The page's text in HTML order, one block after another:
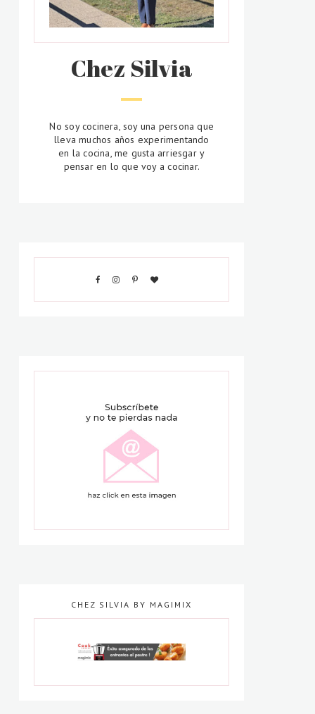
Chez Silvia
No soy cocinera, soy una persona que
lleva muchos años experimentando
en la cocina, me gusta arriesgar y
pensar en lo que voy a cocinar.
CHEZ SILVIA BY MAGIMIX